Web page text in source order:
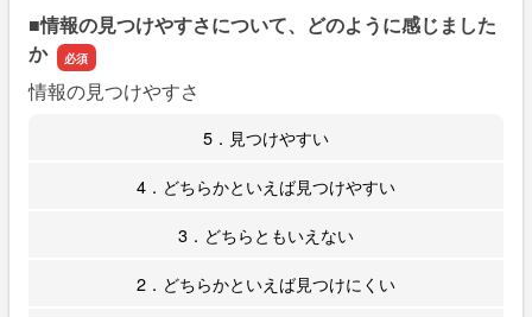
■情報の見つけやすさについて、どのように感じました
か
情報の見つけやすさ
5．見つけやすい
4．どちらかといえば見つけやすい
3．どちらともいえない
2．どちらかといえば見つけにくい